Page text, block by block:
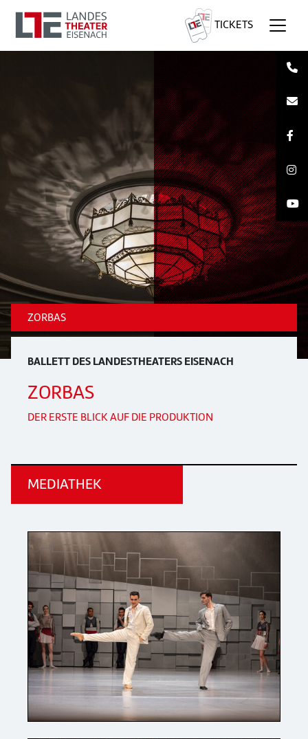
TICKETS
ZORBAS
BALLETT DES LANDESTHEATERS EISENACH
ZORBAS
DER ERSTE BLICK AUF DIE PRODUKTION
MEDIATHEK